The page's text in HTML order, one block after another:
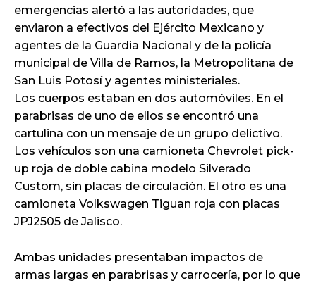
emergencias alertó a las autoridades, que
enviaron a efectivos del Ejército Mexicano y
agentes de la Guardia Nacional y de la policía
municipal de Villa de Ramos, la Metropolitana de
San Luis Potosí y agentes ministeriales.
Los cuerpos estaban en dos automóviles. En el
parabrisas de uno de ellos se encontró una
cartulina con un mensaje de un grupo delictivo.
Los vehículos son una camioneta Chevrolet pick-
up roja de doble cabina modelo Silverado
Custom, sin placas de circulación. El otro es una
camioneta Volkswagen Tiguan roja con placas
JPJ2505 de Jalisco.
Ambas unidades presentaban impactos de
armas largas en parabrisas y carrocería, por lo que